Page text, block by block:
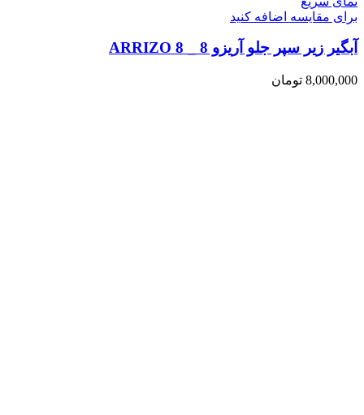
برای مقایسه اضافه کنید
آبگیر زیر سپر جلو آریزو 8 _ ARRIZO 8
8,000,000 تومان